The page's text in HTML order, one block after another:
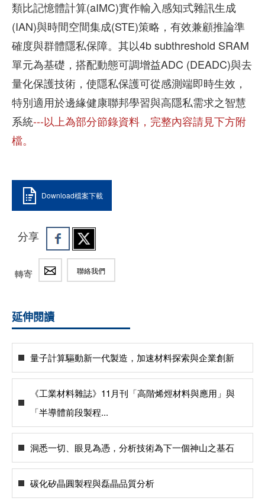
類比記憶體計算(aIMC)實作輸入感知式雜訊生成
(IAN)與時間空間集成(STE)策略，有效兼顧推論準
確度與群體隱私保障。其以4b subthreshold SRAM
單元為基礎，搭配動態可調增益ADC (DEADC)與去
量化保護技術，使隱私保護可從感測端即時生效，
特別適用於邊緣健康聯邦學習與高隱私需求之智慧
系統---以上為部分節錄資料，完整內容請見下方附
檔。
Download檔案下載
分享
轉寄 聯絡我們
延伸閱讀
量子計算驅動新一代製造，加速材料探索與企業創新
《工業材料雜誌》11月刊「高階烯烴材料與應用」與
「半導體前段製程...
洞悉一切、眼見為憑，分析技術為下一個神山之基石
碳化矽晶圓製程與磊晶品質分析